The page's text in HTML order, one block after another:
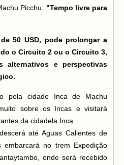
Picchu. "Tempo livre para
50 USD, pode prolongar a
o Circuito 2 ou o Circuito 3,
alternativos e perspectivas
pela cidade Inca de Machu
sobre os Incas e visitará
da cidadela Inca.
até Aguas Calientes de
no trem Expedição
onde será recebido